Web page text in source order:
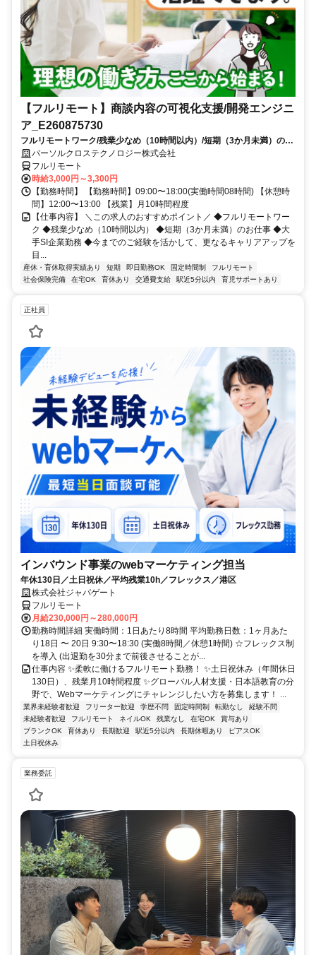
【フルリモート】商談内容の可視化支援/開発エンジニ
ア_E260875730
フルリモートワーク/残業少なめ（10時間以内）/短期（3か月未満）のお
仕事/大手SI企業勤務/今までのご経験を活かして、更なるキャリアアップ
を目指せます
パーソルクロステクノロジー株式会社
フルリモート
時給3,000円～3,300円
【勤務時間】 【勤務時間】09:00〜18:00(実働時間08時間) 【休憩時
間】12:00〜13:00 【残業】月10時間程度
【仕事内容】 ＼この求人のおすすめポイント／ ◆フルリモートワー
ク ◆残業少なめ（10時間以内） ◆短期（3か月未満）のお仕事 ◆大
手SI企業勤務 ◆今までのご経験を活かして、更なるキャリアアップを
目...
産休・育休取得実績あり 短期 即日勤務OK 固定時間制
フルリモート
社会保険完備
在宅OK 育休あり 交通費支給 駅近5分以内 育児サポートあり
正社員
インバウンド事業のwebマーケティング担当
年休130日／土日祝休／平均残業10h／フレックス／港区
株式会社ジャパゲート
フルリモート
月給230,000円～280,000円
勤務時間詳細 実働時間：1日あたり8時間 平均勤務日数：1ヶ月あた
り18日 〜 20日 9:30〜18:30 (実働8時間／休憩1時間) ☆フレックス制
を導入 (出退勤を30分まで前後させることが...
仕事内容 ✨柔軟に働けるフルリモート勤務！ ✨土日祝休み（年間休日
130日）、残業月10時間程度 ✨グローバル人材支援・日本語教育の分
野で、Webマーケティングにチャレンジしたい方を募集します！ ...
業界未経験者歓迎 フリーター歓迎 学歴不問 固定時間制 転勤なし
経験不問
未経験者歓迎
フルリモート ネイルOK 残業なし 在宅OK
賞与あり
ブランクOK
育休あり 長期歓迎 駅近5分以内 長期休暇あり
ピアスOK
土日祝休み
業務委託